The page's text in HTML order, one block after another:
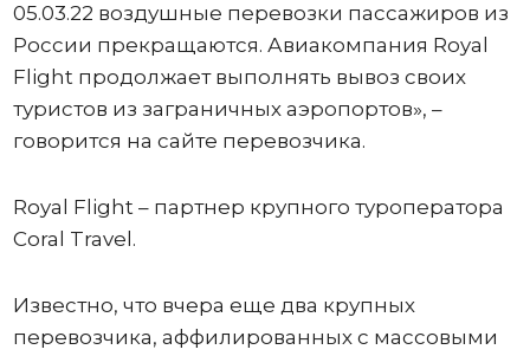
05.03.22 воздушные перевозки пассажиров из
России прекращаются. Авиакомпания Royal
Flight продолжает выполнять вывоз своих
туристов из заграничных аэропортов», –
говорится на сайте перевозчика.
Royal Flight – партнер крупного туроператора
Coral Travel.
Известно, что вчера еще два крупных
перевозчика, аффилированных с массовыми